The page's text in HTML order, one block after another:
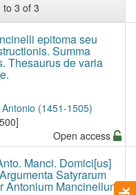
to 3 of 3
epitoma seu
Summa
Thesaurus de varia
(1451-1505)
Open access
Manci. Domici[us]
Satyrarum
Antonium Mancinellum.